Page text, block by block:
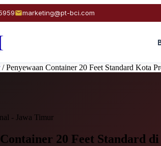
marketing@pt-bci.com
/ Penyewaan Container 20 Feet Standard Kota
- Jawa Timur
Container 20 Feet Standard